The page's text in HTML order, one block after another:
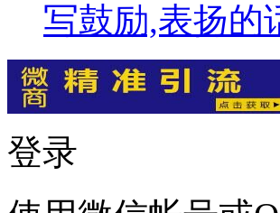
写鼓励,表扬的
登录